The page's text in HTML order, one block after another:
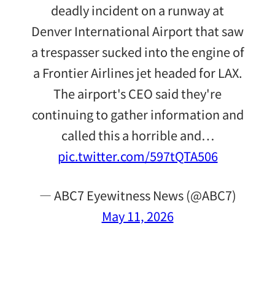
deadly incident on a runway at
Denver International Airport that saw
a trespasser sucked into the engine of
a Frontier Airlines jet headed for LAX.
The airport's CEO said they're
continuing to gather information and
called this a horrible and…
pic.twitter.com/597tQTA506
— ABC7 Eyewitness News (@ABC7)
May 11, 2026